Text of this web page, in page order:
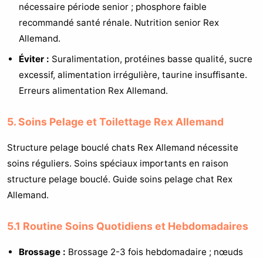
nécessaire période senior ; phosphore faible
recommandé santé rénale. Nutrition senior Rex
Allemand.
Éviter : Suralimentation, protéines basse qualité, sucre
excessif, alimentation irrégulière, taurine insuffisante.
Erreurs alimentation Rex Allemand.
5. Soins Pelage et Toilettage Rex Allemand
Structure pelage bouclé chats Rex Allemand nécessite
soins réguliers. Soins spéciaux importants en raison
structure pelage bouclé. Guide soins pelage chat Rex
Allemand.
5.1 Routine Soins Quotidiens et Hebdomadaires
Brossage : Brossage 2-3 fois hebdomadaire ; nœuds